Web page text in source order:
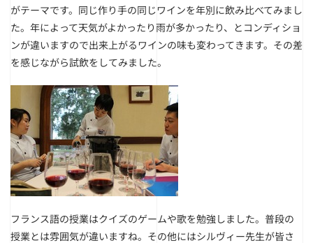
がテーマです。同じ作り手の同じワインを年別に飲み比べてみまし
た。年によって天気がよかったり雨が多かったり、とコンディショ
ンが違いますので出来上がるワインの味も変わってきます。その差
を感じながら試飲をしてみました。
フランス語の授業はクイズのゲームや歌を勉強しました。普段の
授業とは雰囲気が違いますね。その他にはシルヴィー先生が皆さ